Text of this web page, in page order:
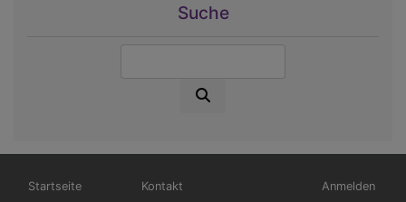
Suche
Hauptnavigation
Startseite Fußbereichsmenü
Kontakt Anmelden